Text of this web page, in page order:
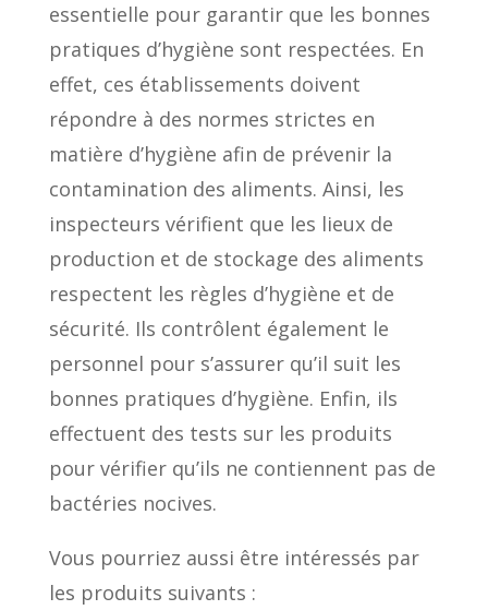
essentielle pour garantir que les bonnes
pratiques d’hygiène sont respectées. En
effet, ces établissements doivent
répondre à des normes strictes en
matière d’hygiène afin de prévenir la
contamination des aliments. Ainsi, les
inspecteurs vérifient que les lieux de
production et de stockage des aliments
respectent les règles d’hygiène et de
sécurité. Ils contrôlent également le
personnel pour s’assurer qu’il suit les
bonnes pratiques d’hygiène. Enfin, ils
effectuent des tests sur les produits
pour vérifier qu’ils ne contiennent pas de
bactéries nocives.
Vous pourriez aussi être intéressés par
les produits suivants :